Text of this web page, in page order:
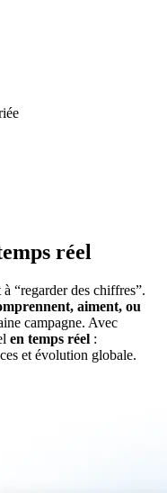
réel
“regarder des chiffres”.
aiment, ou
campagne. Avec
en temps réel :
et évolution globale.